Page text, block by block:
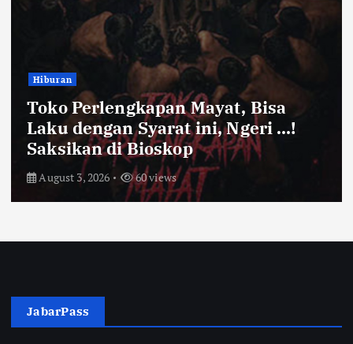
Bandung Raya
Farhan Pastikan Pasokan Pangan
Kota Bandung Aman Meski Harga
Ayam dan Timun Naik
July 31, 2026 66 views
JabarPass